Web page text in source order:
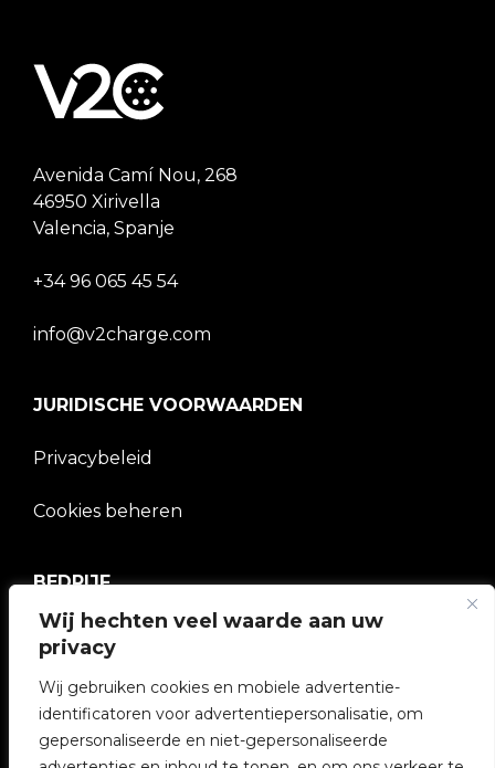
Wij hechten veel waarde aan uw
privacy
Wij gebruiken cookies en mobiele advertentie-
identificatoren voor advertentiepersonalisatie, om
gepersonaliseerde en niet-gepersonaliseerde
Avenida Camí Nou, 268
46950 Xirivella
Valencia, Spanje
+34 96 065 45 54
info@v2charge.com
JURIDISCHE VOORWAARDEN
Privacybeleid
Cookies beheren
BEDRIJF
V2C Gemeenschap
e-Chargers
V2C Cloud